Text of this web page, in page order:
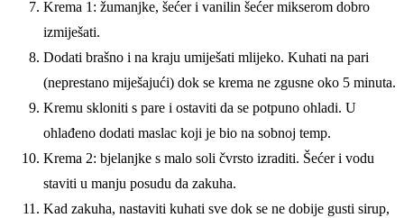
Krema 1: žumanjke, šećer i vanilin šećer mikserom dobro
izmiješati.
Dodati brašno i na kraju umiješati mlijeko. Kuhati na pari
(neprestano miješajući) dok se krema ne zgusne oko 5 minuta.
Kremu skloniti s pare i ostaviti da se potpuno ohladi. U
ohlađeno dodati maslac koji je bio na sobnoj temp.
Krema 2: bjelanjke s malo soli čvrsto izraditi. Šećer i vodu
staviti u manju posudu da zakuha.
Kad zakuha, nastaviti kuhati sve dok se ne dobije gusti sirup,